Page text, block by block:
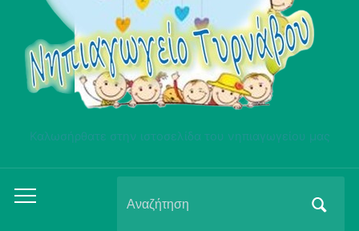
Καλωσήρθατε στην ιστοσελίδα του νηπιαγωγείου μας
Εναλλαγή
για: